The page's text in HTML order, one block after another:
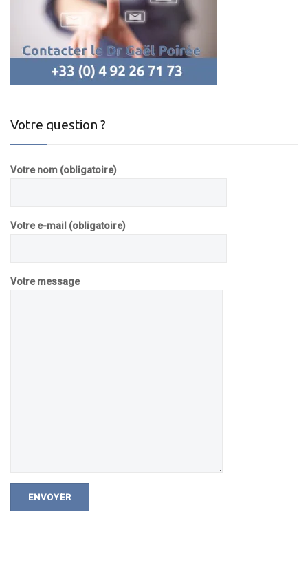
Votre question ?
Votre nom (obligatoire)
Votre e-mail (obligatoire)
Votre message